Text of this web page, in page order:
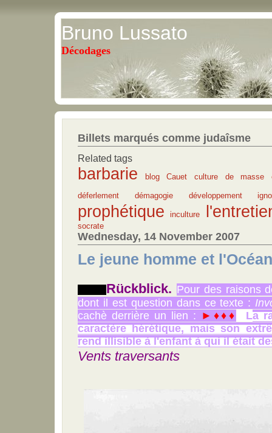
Bruno Lussato
Décodages
Billets marqués comme judaîsme
Related tags
barbarie blog Cauet culture de masse
déferlement démagogie développement
prophétique inculture
socrate
Wednesday, 14 November 2007
Le jeune homme et l'Océan
Rückblick. Pour des raisons
dont il est question dans ce texte :
cachè derrière un lien : ►♦♦♦ La
caractère hérétique, mais son
rend illisible à l'enfant à qui il était
Vents traversants